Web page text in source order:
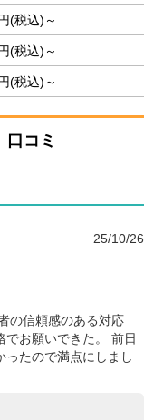
(税込)～
(税込)～
(税込)～
口コミ
25/10/26
の信頼感のある対応
でお願いできた。 前日
ったので満点にしまし